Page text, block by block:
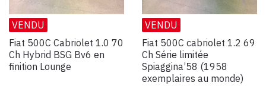
VENDU
Fiat 500C Cabriolet 1.0 70
Ch Hybrid BSG Bv6 en
finition Lounge
VENDU
Fiat 500C cabriolet 1.2 69
Ch Série limitée
Spiaggina’58 (1958
exemplaires au monde)